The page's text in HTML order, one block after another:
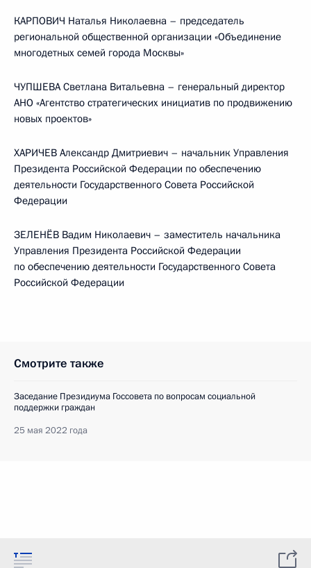
КАРПОВИЧ Наталья Николаевна – председатель
региональной общественной организации «Объединение
многодетных семей города Москвы»
ЧУПШЕВА Светлана Витальевна – генеральный директор
АНО «Агентство стратегических инициатив по продвижению
новых проектов»
ХАРИЧЕВ Александр Дмитриевич – начальник Управления
Президента Российской Федерации по обеспечению
деятельности Государственного Совета Российской
Федерации
ЗЕЛЕНЁВ Вадим Николаевич – заместитель начальника
Управления Президента Российской Федерации
по обеспечению деятельности Государственного Совета
Российской Федерации
Смотрите также
Заседание Президиума Госсовета по вопросам социальной
поддержки граждан
25 мая 2022 года